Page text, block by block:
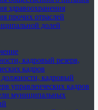
здравоохранения
прочих отраслей
долей
кадровый резерв,
кадров
кадровый
управленческих кадров
муниципальных